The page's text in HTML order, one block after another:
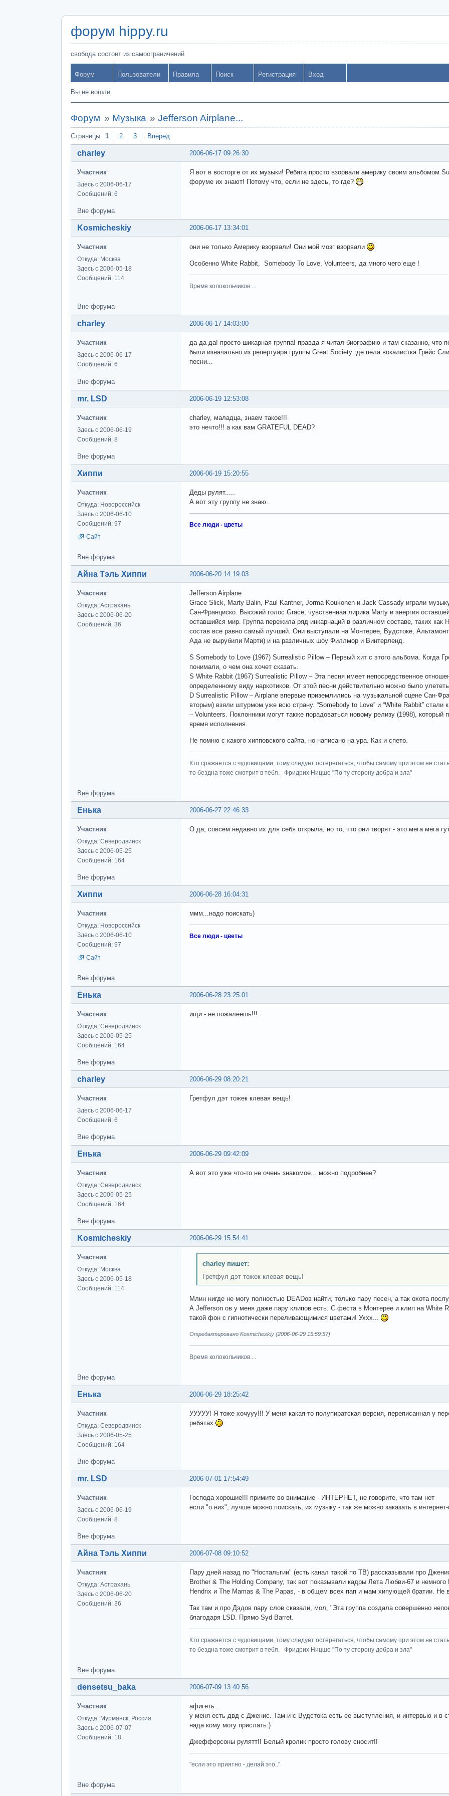
форум hippy.ru
свобода состоит из самоограничений
Форум Пользователи Правила Поиск Регистрация Вход
Вы не вошли.
Форум » Музыка »Jefferson Airplane...
Страницы 1 2 3 Вперед
2006-06-17 09:26:30
charley
Участник
Здесь с 2006-06-17
Сообщений: 6
Я вот в восторге от их музыки! Ребята просто взорвали америку своим альбомом
форуме их знают! Потому что, если не здесь, то где?
Вне форума
2006-06-17 13:34:01
Kosmicheskiy
Участник
Откуда: Москва
Здесь с 2006-05-18
Сообщений: 114
они не только Америку взорвали! Они мой мозг взорвали
Особенно White Rabbit, Somebody To Love, Volunteers, да много чего еще !
Время колокольчиков....
Вне форума
2006-06-17 14:03:00
charley
Участник
Здесь с 2006-06-17
Сообщений: 6
да-да-да! просто шикарная группа! правда я читал биографию и там сказанно, что
были изначально из репертуара группы Great Society где пела вокалистка Грейс
песни...
Вне форума
2006-06-19 12:53:08
mr. LSD
Участник
Здесь с 2006-06-19
Сообщений: 8
charley, маладца, знаем такое!!!
это нечто!!! а как вам GRATEFUL DEAD?
Вне форума
2006-06-19 15:20:55
Хиппи
Участник
Откуда: Новороссийск
Здесь с 2006-06-10
Сообщений: 97
Сайт
Деды рулят.....
А вот эту группу не знаю..
Все люди - цветы
Вне форума
2006-06-20 14:19:03
Айна Тэль Хиппи
Участник
Откуда: Астрахань
Здесь с 2006-06-20
Сообщений: 36
Jefferson Airplane
Grace Slick, Marty Balin, Paul Kantner, Jorma Koukonen и Jack Cassady играли
Сан-Франциско. Высокий голос Grace, чувственная лирика Marty и энергия
оставшийся мир. Группа пережила ряд инкарнаций в различном составе, таких
состав все равно самый лучший. Они выступали на Монтерее, Вудстоке,
Ада не вырубили Марти) и на различных шоу Филлмор и Винтерленд.
S Somebody to Love (1967) Surrealistic Pillow – Первый хит с этого альбома. Когда
понимали, о чем она хочет сказать.
S White Rabbit (1967) Surrealistic Pillow – Эта песня имеет непосредственное
определенному виду наркотиков. От этой песни действительно можно было
D Surrealistic Pillow – Airplane впервые приземлились на музыкальной сцене Сан-
вторым) взяли штурмом уже всю страну. “Somebody to Love” и “White Rabbit” стали
– Volunteers. Поклонники могут также порадоваться новому релизу (1998),
время исполнения.
Не помню с какого хипповского сайта, но написано на ура. Как и спето.
Кто сражается с чудовищами, тому следует остерегаться, чтобы самому при этом не
то бездна тоже смотрит в тебя. Фридрих Ницше "По ту сторону добра и зла"
Вне форума
2006-06-27 22:46:33
Енька
Участник
Откуда: Северодвинск
Здесь с 2006-05-25
Сообщений: 164
О да, совсем недавно их для себя открыла, но то, что они творят - это мега мега
Вне форума
2006-06-28 16:04:31
Хиппи
Участник
Откуда: Новороссийск
Здесь с 2006-06-10
Сообщений: 97
Сайт
ммм...надо поискать)
Все люди - цветы
Вне форума
2006-06-28 23:25:01
Енька
Участник
Откуда: Северодвинск
Здесь с 2006-05-25
Сообщений: 164
ищи - не пожалеешь!!!
Вне форума
2006-06-29 08:20:21
charley
Участник
Здесь с 2006-06-17
Сообщений: 6
Гретфул дэт тожек клевая вещь!
Вне форума
2006-06-29 09:42:09
Енька
Участник
Откуда: Северодвинск
Здесь с 2006-05-25
Сообщений: 164
А вот это уже что-то не очень знакомое... можно подробнее?
Вне форума
2006-06-29 15:54:41
Kosmicheskiy
Участник
Откуда: Москва
Здесь с 2006-05-18
Сообщений: 114
charley пишет:
Гретфул дэт тожек клевая вещь!
Млин нигде не могу полностью DEADов найти, только пару песен, а так охота
А Jefferson ов у меня даже пару клипов есть. С феста в Монтерее и клип на White
такой фон с гипнотически переливающимися цветами! Уххх...
Отредактировано Kosmicheskiy (2006-06-29 15:59:57)
Время колокольчиков....
Вне форума
2006-06-29 18:25:42
Енька
Участник
Откуда: Северодвинск
Здесь с 2006-05-25
Сообщений: 164
УУУУУ! Я тоже хочууу!!! У меня какая-то полупиратская версия, переписанная у
ребятах
Вне форума
2006-07-01 17:54:49
mr. LSD
Участник
Здесь с 2006-06-19
Сообщений: 8
Господа хорошие!!! примите во внимание - ИНТЕРНЕТ, не говорите, что там нет
если "о них", лучше можно поискать, их музыку - так же можно заказать в
Вне форума
2006-07-08 09:10:52
Айна Тэль Хиппи
Участник
Откуда: Астрахань
Здесь с 2006-06-20
Сообщений: 36
Пару дней назад по "Ностальгии" (есть канал такой по ТВ) рассказывали про
Brother & The Holding Company, так вот показывали кадры Лета Любви-67 и
Hendrix и The Mamas & The Papas, - в общем всех пап и мам хипующей братии. Не
Так там и про Дэдов пару слов сказали, мол, "Эта группа создала совершенно
благодаря LSD. Прямо Syd Barret.
Кто сражается с чудовищами, тому следует остерегаться, чтобы самому при этом не
то бездна тоже смотрит в тебя. Фридрих Ницше "По ту сторону добра и зла"
Вне форума
2006-07-09 13:40:56
densetsu_baka
Участник
Откуда: Мурманск, Россия
Здесь с 2006-07-07
Сообщений: 18
афигеть..
у меня есть двд с Дженис. Там и с Вудстока есть ее выступления, и интервью и в
нада кому могу прислать:)
Джефферсоны рулятт!! Белый кролик просто голову сносит!!
"если это приятно - делай это.."
Вне форума